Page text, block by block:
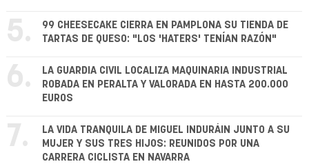
5.
99 CHEESECAKE CIERRA EN PAMPLONA SU TIENDA DE
TARTAS DE QUESO: "LOS 'HATERS' TENÍAN RAZÓN"
6.
LA GUARDIA CIVIL LOCALIZA MAQUINARIA INDUSTRIAL
ROBADA EN PERALTA Y VALORADA EN HASTA 200.000
EUROS
7.
LA VIDA TRANQUILA DE MIGUEL INDURÁIN JUNTO A SU
MUJER Y SUS TRES HIJOS: REUNIDOS POR UNA
CARRERA CICLISTA EN NAVARRA